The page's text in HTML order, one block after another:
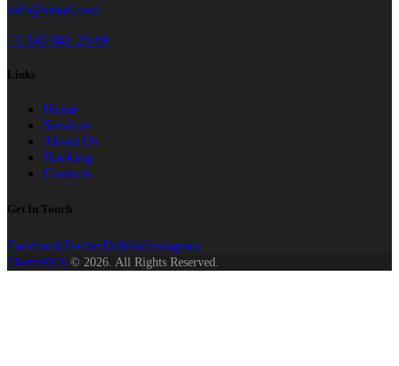
info@email.com
+1 840 841 25 69
Links
Home
Services
About Us
Booking
Contacts
Get In Touch
FacebookTwitterDribbleInstagram
ThemeREX © 2026. All Rights Reserved.